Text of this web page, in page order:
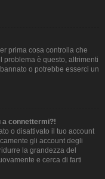
prima cosa controlla che
problema è questo, altrimenti
o potrebbe esserci un
a connettermi?!
o disattivato il tuo account
gli account degli
la grandezza del
e cerca di farti